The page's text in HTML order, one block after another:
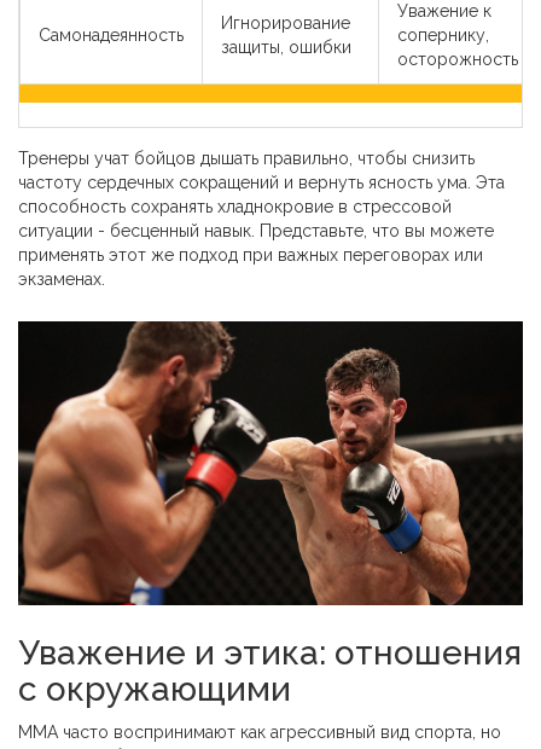
Самонадеянность
Игнорирование
защиты, ошибки
Уважение к
сопернику,
осторожность
Тренеры учат бойцов дышать правильно, чтобы снизить
частоту сердечных сокращений и вернуть ясность ума. Эта
способность сохранять хладнокровие в стрессовой
ситуации - бесценный навык. Представьте, что вы можете
применять этот же подход при важных переговорах или
экзаменах.
Уважение и этика: отношения
с окружающими
ММА часто воспринимают как агрессивный вид спорта, но